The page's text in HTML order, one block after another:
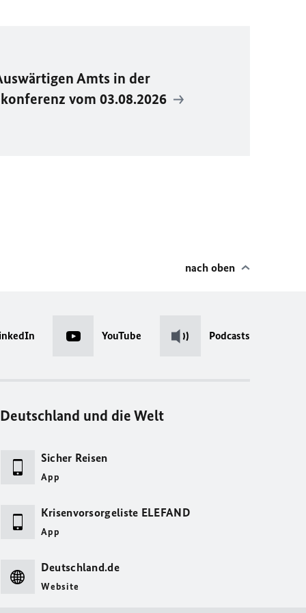
Amts in der
vom 03.08.2026
nach oben
YouTube Podcasts
Deutschland und die Welt
Sicher Reisen
App
Krisenvorsorgeliste ELEFAND
App
Deutschland.de
Website